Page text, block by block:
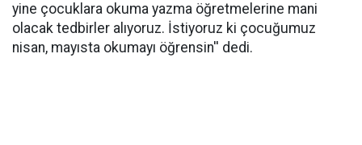
yine çocuklara okuma yazma öğretmelerine mani
olacak tedbirler alıyoruz. İstiyoruz ki çocuğumuz
nisan, mayısta okumayı öğrensin'' dedi.